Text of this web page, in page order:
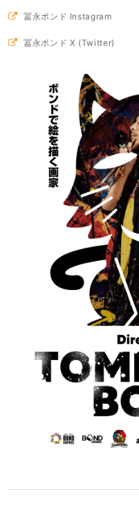
冨永ボンド Instagram
冨永ボンド X (Twitter)